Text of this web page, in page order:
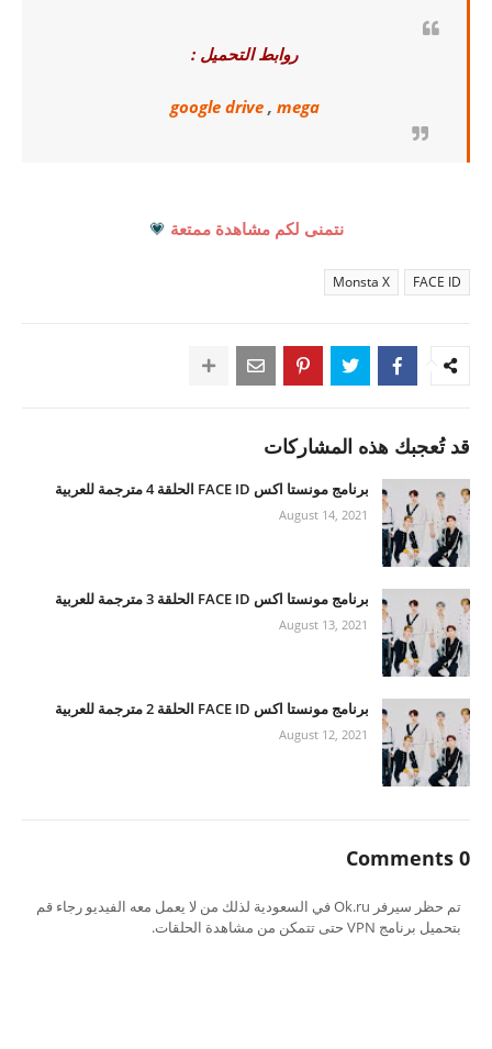
روابط التحميل :
google drive, mega
نتمنى لكم مشاهدة ممتعة 💗
FACE ID
Monsta X
قد تُعجبك هذه المشاركات
برنامج مونستا اكس FACE ID الحلقة 4 مترجمة للعربية
August 14, 2021
برنامج مونستا اكس FACE ID الحلقة 3 مترجمة للعربية
August 13, 2021
برنامج مونستا اكس FACE ID الحلقة 2 مترجمة للعربية
August 12, 2021
0 Comments
تم حظر سيرفر Ok.ru في السعودية لذلك من لا يعمل معه الفيديو رجاء قم
بتحميل برنامج VPN حتى تتمكن من مشاهدة الحلقات.